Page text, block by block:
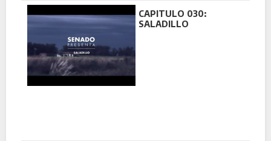
CAPITULO 030:
SALADILLO